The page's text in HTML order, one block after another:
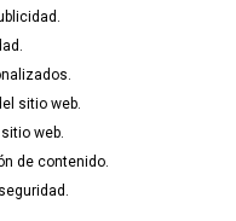
de
sitio web.
web.
de contenido.